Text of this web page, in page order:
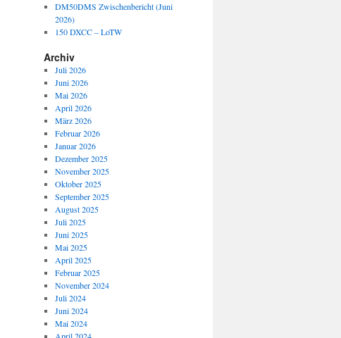
DM50DMS Zwischenbericht (Juni
2026)
150 DXCC – LoTW
Archiv
Juli 2026
Juni 2026
Mai 2026
April 2026
März 2026
Februar 2026
Januar 2026
Dezember 2025
November 2025
Oktober 2025
September 2025
August 2025
Juli 2025
Juni 2025
Mai 2025
April 2025
Februar 2025
November 2024
Juli 2024
Juni 2024
Mai 2024